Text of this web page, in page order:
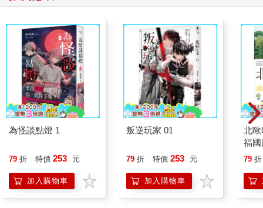
為怪談點燈 1
79 折 特價 253 元
加入購物車
叛逆玩家 01
79 折 特價 253 元
加入購物車
北
福
79 折